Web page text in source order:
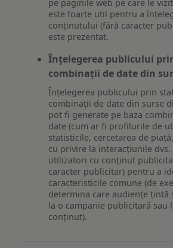
pe paginile web pe care le
este foarte util pentru a
conținutului (fără caracter
este prezentat.
Înțelegerea publicului
combinații de date din
Înțelegerea publicului prin
combinații de date din surse
pot fi generate pe baza
date (cum ar fi profilurile de
statisticile, cercetarea de
cu privire la interacțiunile
utilizatori cu conținut
caracter publicitar) pentru a
caracteristicile comune (de
determina care audiențe țintă
la o campanie publicitară sau
conținut).